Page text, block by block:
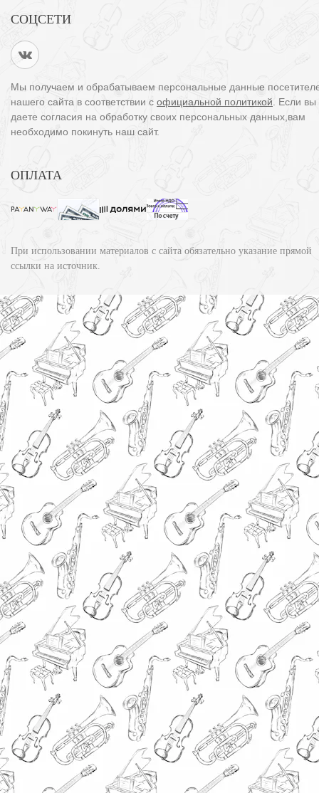
СОЦСЕТИ
Мы получаем и обрабатываем персональные данные
нашего сайта в соответствии с официальной политикой . Если
даете согласия на обработку своих персональных данных,вам
необходимо покинуть наш сайт.
ОПЛАТА
При использовании материалов с сайта обязательно указание прямой
ссылки на источник.